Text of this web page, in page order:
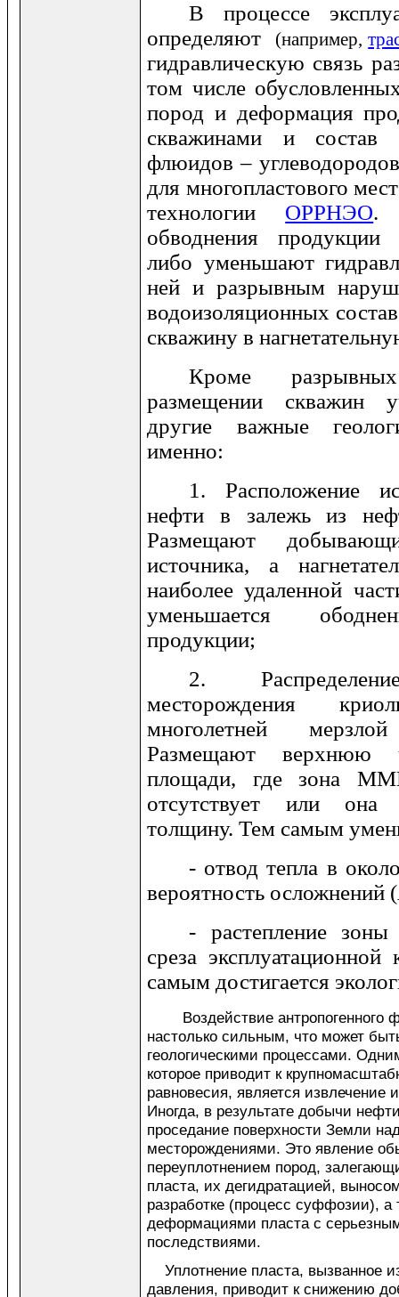
В процессе
определяют
(например,
гидравлическую связь
том числе
пород и деформация
скважинами и
флюидов –
для многопластового
технологии ОРРНЭО.
обводнения продукции
либо уменьшают
ней и разрывным
водоизоляционных
скважину в
Кроме
размещении скважин
другие важные
именно:
1. Расположение
нефти в залежь из
Размещают
источника, а
наиболее удаленной
уменьшается
продукции;
2.
месторождения
многолетней
Размещают верхнюю
площади, где зона
отсутствует или она
толщину. Тем самым
- отвод тепла в
вероятность
- растепление
среза
самым достигается
Воздействие антропогенного
настолько сильным, что может
геологическими процессами.
которое приводит к
равновесия, является извлечение
Иногда, в результате добычи
проседание поверхности Земли
месторождениями. Это явление
переуплотнением пород,
пласта, их дегидратацией,
разработке (процесс суффозии),
деформациями пласта с
последствиями.
Уплотнение пласта, вызванное
давления, приводит к снижению